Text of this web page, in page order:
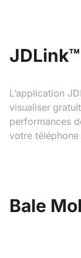
JDLink™
L’application
visualiser
performances
votre téléphone
Bale